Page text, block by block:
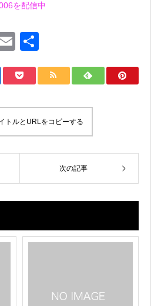
を配信中
C
E
ail
トルとURLをコピーする
次の記事